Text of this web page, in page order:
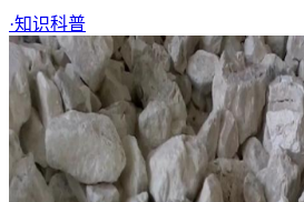
·知识科普